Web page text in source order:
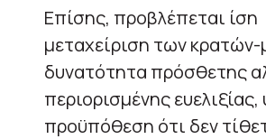
Επίσης, προβλέπεται ίση
μεταχείριση των
δυνατότητα πρόσθετης
περιορισμένης
προϋπόθεση ότι δεν